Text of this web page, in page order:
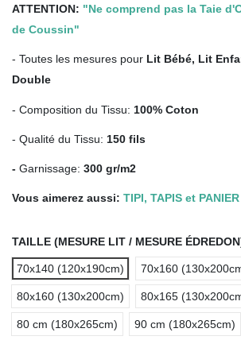
ATTENTION: "Ne comprend pas la Taie
de Coussin"
- Toutes les mesures pour Lit Bébé, Lit
Double
- Composition du Tissu: 100% Coton
- Qualité du Tissu: 150 fils
- Garnissage: 300 gr/m2
Vous aimerez aussi: TIPI, TAPIS et
TAILLE (MESURE LIT / MESURE
70x140 (120x190cm) 70x160
80x160 (130x200cm) 80x165
80 cm (180x265cm) 90 cm (180x265cm)